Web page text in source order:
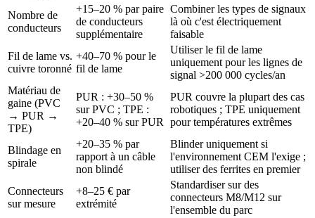
Nombre de
conducteurs
+15–20 % par paire
de conducteurs
supplémentaire
Combiner les types de signaux
là où c'est électriquement
faisable
Fil de lame vs.
cuivre toronné
+40–70 % pour le
fil de lame
Utiliser le fil de lame
uniquement pour les lignes de
signal >200 000 cycles/an
Matériau de
gaine (PVC
→ PUR →
TPE)
PUR : +30–50 %
sur PVC ; TPE :
+20–40 % sur PUR
PUR couvre la plupart des cas
robotiques ; TPE uniquement
pour températures extrêmes
Blindage en
spirale
+20–35 % par
rapport à un câble
non blindé
Blinder uniquement si
l'environnement CEM l'exige ;
utiliser des ferrites en premier
Connecteurs
sur mesure
+8–25 € par
extrémité
Standardiser sur des
connecteurs M8/M12 sur
l'ensemble du parc